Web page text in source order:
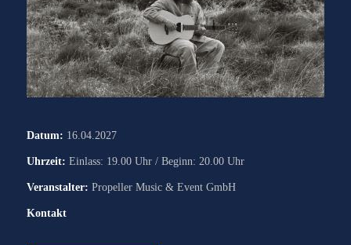
Datum: 16.04.2027
Uhrzeit: Einlass: 19.00 Uhr / Beginn: 20.00 Uhr
Veranstalter: Propeller Music & Event GmbH
Kontakt